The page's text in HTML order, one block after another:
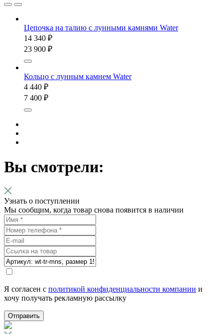
Цепочка на талию с лунными камнями Water
14 340 ₽
23 900 ₽
Кольцо с лунным камнем Water
4 440 ₽
7 400 ₽
Вы смотрели:
Узнать о поступлении
Мы сообщим, когда товар снова появится в наличии
Я согласен с политикой конфиденциальности компании и
хочу получать рекламную рассылку
Отправить